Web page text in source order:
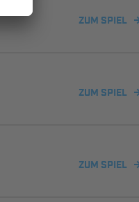
ZUM SPIEL
ZUM SPIEL
ZUM SPIEL